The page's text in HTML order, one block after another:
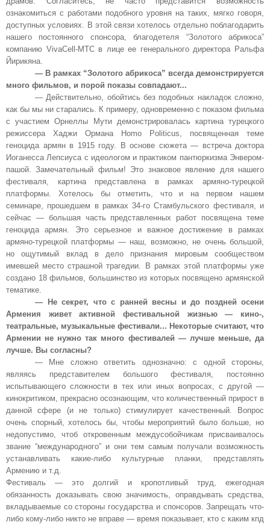
ознакомиться с работами подобного уровня на таких, мягко говоря,
доступных условиях. В этой связи хотелось отдельно поблагодарить
нашего постоянного спонсора, благодетеля “Золотого абрикоса”
компанию VivaCell-МТС в лице ее генерального директора Ральфа
Йирикяна.
— В рамках “Золотого абрикоса” всегда демонстрируется
много фильмов, и порой показы совпадают...
— Действительно, обойтись без подобных накладок сложно,
как бы мы ни старались. К примеру, одновременно с показом фильма
с участием Орнеллы Мути демонстрировалась картина турецкого
режиссера Хаджи Ормана Homo Politicus, посвященная теме
геноцида армян в 1915 году. В основе сюжета — встреча доктора
Иоганесса Лепсиуса с идеологом и практиком пантюркизма Энвером-
пашой. Замечательный фильм! Это знаковое явление для нашего
фестиваля, картина представлена в рамках армяно-турецкой
платформы. Хотелось бы отметить, что и на первом нашем
семинаре, прошедшем в рамках 34-го Стамбульского фестиваля, и
сейчас — большая часть представленных работ посвящена теме
геноцида армян. Это серьезное и важное достижение в рамках
армяно-турецкой платформы — наш, возможно, не очень большой,
но ощутимый вклад в дело признания мировым сообществом
имевшей место страшной трагедии. В рамках этой платформы уже
создано 18 фильмов, большинство из которых посвящено армянской
тематике.
— Не секрет, что с ранней весны и до поздней осени
Армения живет активной фестивальной жизнью — кино-,
театральные, музыкальные фестивали... Некоторые считают, что
Армении не нужно так много фестивалей — лучше меньше, да
лучше. Вы согласны?
— Мне сложно ответить однозначно: с одной стороны,
являясь представителем большого фестиваля, постоянно
испытывающего сложности в тех или иных вопросах, с другой —
кинокритиком, прекрасно осознающим, что количественный прирост в
данной сфере (и не только) стимулирует качественный. Вопрос
очень спорный, хотелось бы, чтобы мероприятий было больше, но
недопустимо, чтоб откровенным междусобойчикам присваивалось
звание “международного” и они тем самым получали возможность
устанавливать какие-либо культурные планки, представлять
Армению и т.д.
Фестиваль — это долгий и кропотливый труд, ежегодная
обязанность доказывать свою значимость, оправдывать средства,
вкладываемые со стороны государства и спонсоров. Запрещать что-
либо кому-либо никто не вправе — время показывает, кто с каким кпд